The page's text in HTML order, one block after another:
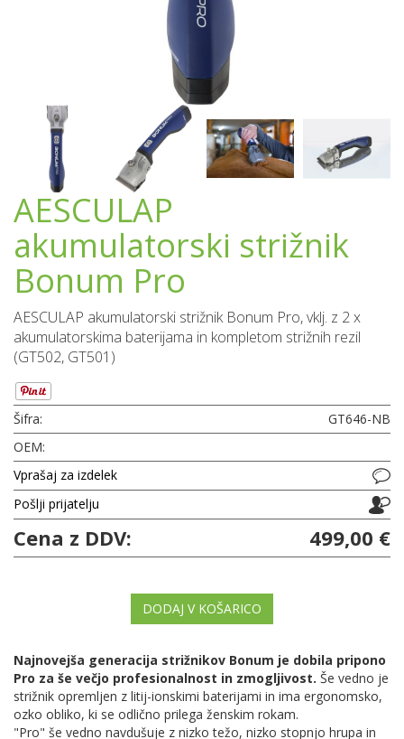
AESCULAP
akumulatorski strižnik
Bonum Pro
AESCULAP akumulatorski strižnik Bonum Pro, vklj. z 2 x
akumulatorskima baterijama in kompletom strižnih rezil
(GT502, GT501)
Šifra:
GT646-NB
OEM:
Vprašaj za izdelek
Pošlji prijatelju
Cena z DDV: 499,00 €
DODAJ V KOŠARICO
Najnovejša generacija strižnikov Bonum je dobila pripono
Pro za še večjo profesionalnost in zmogljivost. Še vedno je
strižnik opremljen z litij-ionskimi baterijami in ima ergonomsko,
ozko obliko, ki se odlično prilega ženskim rokam.
"Pro" še vedno navdušuje z nizko težo, nizko stopnjo hrupa in